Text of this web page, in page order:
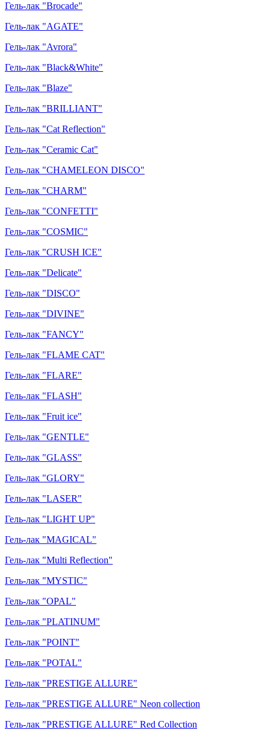
Гель-лак "Brocade"
Гель-лак "AGATE"
Гель-лак "Avrora"
Гель-лак "Black&White"
Гель-лак "Blaze"
Гель-лак "BRILLIANT"
Гель-лак "Cat Reflection"
Гель-лак "Ceramic Cat"
Гель-лак "CHAMELEON DISCO"
Гель-лак "CHARM"
Гель-лак "CONFETTI"
Гель-лак "COSMIC"
Гель-лак "CRUSH ICE"
Гель-лак "Delicate"
Гель-лак "DISCO"
Гель-лак "DIVINE"
Гель-лак "FANCY"
Гель-лак "FLAME CAT"
Гель-лак "FLARE"
Гель-лак "FLASH"
Гель-лак "Fruit ice"
Гель-лак "GENTLE"
Гель-лак "GLASS"
Гель-лак "GLORY"
Гель-лак "LASER"
Гель-лак "LIGHT UP"
Гель-лак "MAGICAL"
Гель-лак "Multi Reflection"
Гель-лак "MYSTIC"
Гель-лак "OPAL"
Гель-лак "PLATINUM"
Гель-лак "POINT"
Гель-лак "POTAL"
Гель-лак "PRESTIGE ALLURE"
Гель-лак "PRESTIGE ALLURE" Neon collection
Гель-лак "PRESTIGE ALLURE" Red Collection